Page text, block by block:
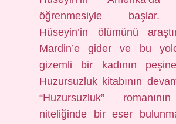
öğrenmesiyle başlar.
Hüseyin’in ölümünü
Mardin’e gider ve bu
gizemli bir kadının
Huzursuzluk kitabının
“Huzursuzluk”
niteliğinde bir eser